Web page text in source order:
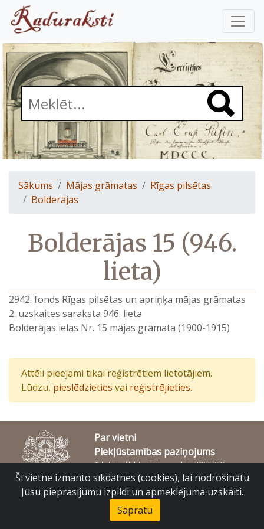
Sākums Mājas grāmatas
Rīgas pilsētas
Bolderājas
Bolderājas 15 (946.
lieta)
2942. fonds Rīgas pilsētas un apriņķa mājas grāmatas
2. uzskaites saraksta 946. lieta
Bolderājas ielas Nr. 15 mājas grāmata (1900-1915)
Attēli pieejami tikai reģistrētiem lietotājiem.
Lūdzu, pieslēdzieties vai reģistrējieties.
Par vietni
Piekļūstamības paziņojums
© Latvijas Valsts vēstures arhīvs 2007-2026
Slokas iela 16, Rīga, LV – 1048
Šī vietne izmanto sīkdatnes (cookies), lai nodrošinātu
Jūsu pieprasījumu izpildi un apmeklējuma uzskaiti.
Sapratu